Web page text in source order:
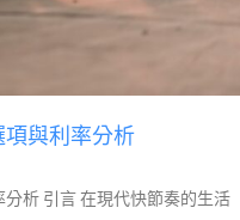
與利率分析
析 引言 在現代快節奏的生活